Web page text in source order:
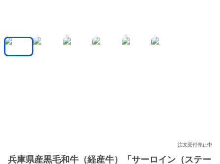
注文受付停止中
兵庫県産黒毛和牛（経産牛）「サーロイン（ステー